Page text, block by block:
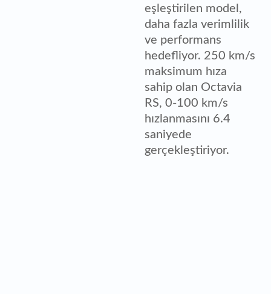
eşleştirilen model,
daha fazla verimlilik
ve performans
hedefliyor. 250 km/s
maksimum hıza
sahip olan Octavia
RS, 0-100 km/s
hızlanmasını 6.4
saniyede
gerçekleştiriyor.